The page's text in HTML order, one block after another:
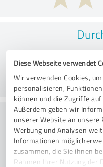
Diese Webseite verwendet
Wir verwenden Cookies,
personalisieren,
können und die Zugriffe
Außerdem geben wir
unserer Website an
Werbung und Analysen
Informationen
zusammen, die Sie ihnen
Rahmen Ihrer Nutzung der